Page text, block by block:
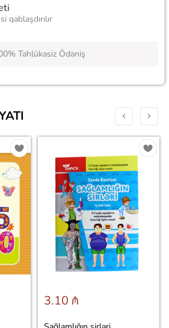
qablaşdırılır
Təhlükəsiz Ödəniş
3.10 ₼